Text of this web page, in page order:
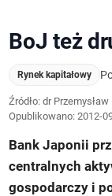
BoJ też
Rynek kapitałowy
Źródło: dr
Opublikowano:2012-
Bank Japonii
centralnych
gospodarczy i